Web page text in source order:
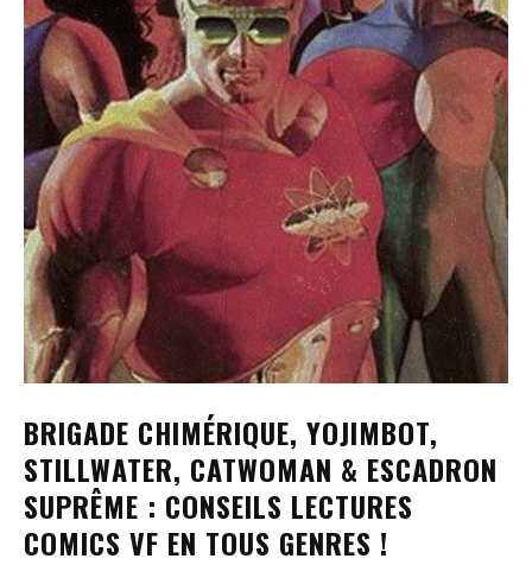
BRIGADE CHIMÉRIQUE, YOJIMBOT,
STILLWATER, CATWOMAN & ESCADRON
SUPRÊME : CONSEILS LECTURES
COMICS VF EN TOUS GENRES !